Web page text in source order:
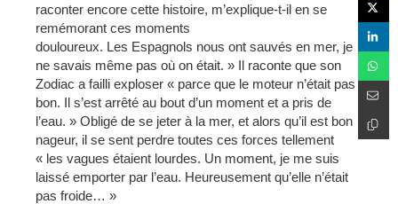
raconter encore cette histoire, m’explique-t-il en se
remémorant ces moments
douloureux. Les Espagnols nous ont sauvés en mer, je
ne savais même pas où on était. » Il raconte que son
Zodiac a failli exploser « parce que le moteur n’était pas
bon. Il s’est arrêté au bout d’un moment et a pris de
l’eau. » Obligé de se jeter à la mer, et alors qu’il est bon
nageur, il se sent perdre toutes ces forces tellement
« les vagues étaient lourdes. Un moment, je me suis
laissé emporter par l’eau. Heureusement qu’elle n’était
pas froide… »